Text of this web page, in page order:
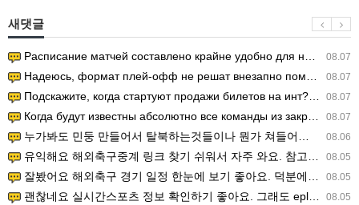
새댓글
08.07
Расписание матчей составлено крайне удобно для нашего часово…
08.07
Надеюсь, формат плей-офф не решат внезапно поменять. https:/…
08.07
Подскажите, когда стартуют продажи билетов на инт? https://g…
08.07
Когда будут известны абсолютно все команды из закрытых квали…
08.06
누가봐도 민둥 만들어서 탈북하는것들이나 뭔가 쳐들어오는 낌새를 미리 알아차리기 위함이지 저걸 전쟁준비라고 하…
08.05
유익해요 해외축구중계 링크 찾기 쉬워서 자주 와요. 참고로 무료스포츠중계 정보 확인할 때 출처 꼭 체크해요.…
08.05
잘봤어요 해외축구 경기 일정 한눈에 보기 좋아요. 덕분에 epl중계 볼 때 공식 중계 채널 먼저 찾아봐요. …
08.05
괜찮네요 실시간스포츠 정보 확인하기 좋아요. 그래도 epl중계 볼 때 공식 중계 채널 먼저 찾아봐요. 북마크…